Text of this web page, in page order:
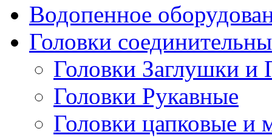
Водопенное
Головки
Головки Заглушки и
Головки Рукавные
Головки цапковые и